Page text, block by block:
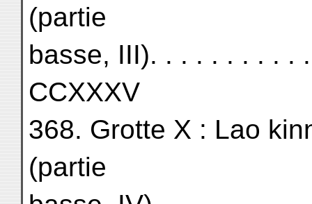
(partie
basse, III). . . . . . . . . .
CCXXXV
368. Grotte X : Lao
(partie